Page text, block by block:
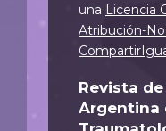
una Licencia
Atribución-
Revista
Argentina